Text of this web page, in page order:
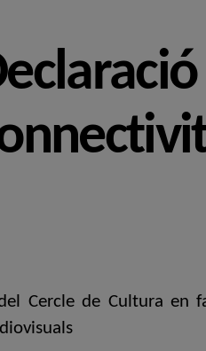
Cercle de Cultura en